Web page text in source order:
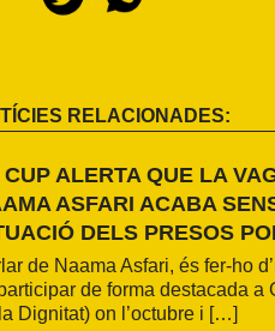
RELACIONADES:
CUP ALERTA QUE LA
ASFARI ACABA
DELS PRESOS
de Naama Asfari, és fer-ho
de forma destacada a
Dignitat) on l’octubre i […]